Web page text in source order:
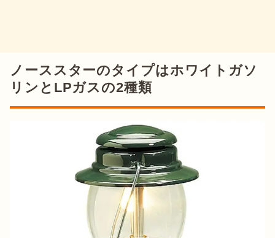
ノーススターのタイプはホワイトガソ
リンとLPガスの2種類